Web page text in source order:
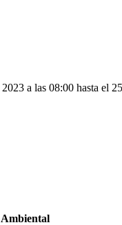
a las 08:00 hasta el